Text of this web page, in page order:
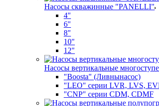
Насосы скважинные "PANELLI"
4"
6"
8"
10"
12"
Насосы вертикальные
"Boosta" (Ливнынасос)
"LEO" серии LVR, LVS,
"CNP" серии CDM, CDMF